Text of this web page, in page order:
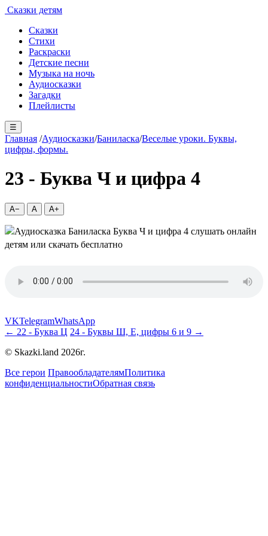
Сказки детям
Сказки
Стихи
Раскраски
Детские песни
Музыка на ночь
Аудиосказки
Загадки
Плейлисты
☰
Главная /Аудиосказки/Баниласка/Веселые уроки. Буквы,
цифры, формы.
23 - Буква Ч и цифра 4
A− A A+
VKTelegramWhatsApp
← 22 - Буква Ц 24 - Буквы Ш, Е, цифры 6 и 9 →
© Skazki.land 2026г.
Все герои ПравообладателямПолитика
конфиденциальностиОбратная связь